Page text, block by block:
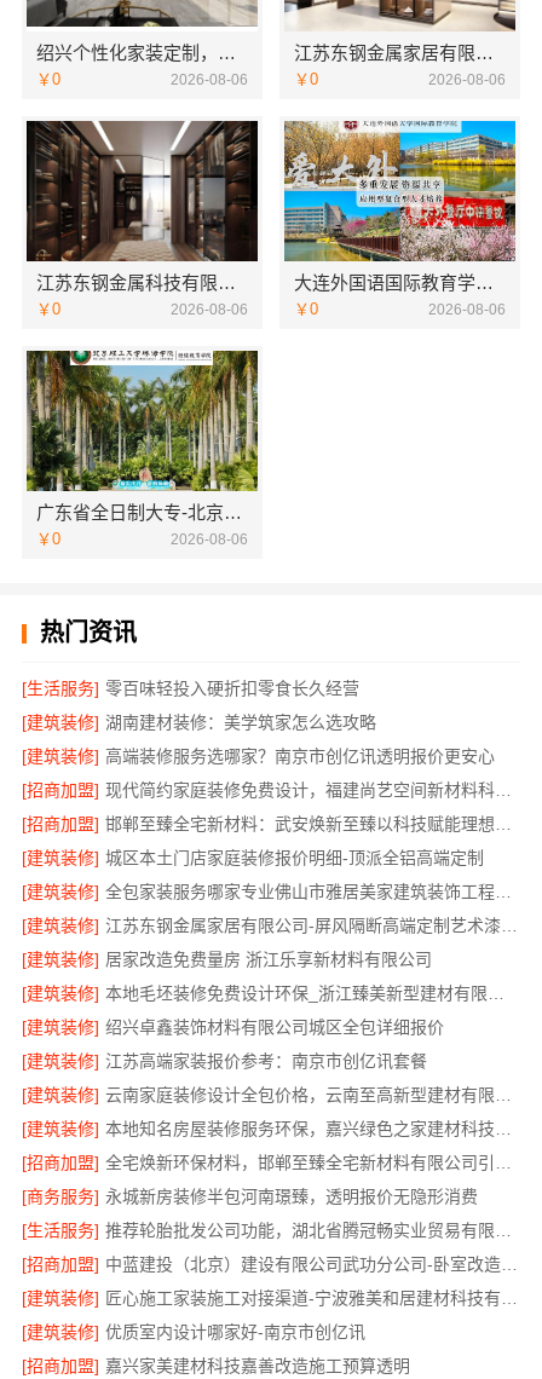
绍兴个性化家装定制，绍兴卓鑫装饰材料有限公司环保优质材料
￥0 2026-08-06
江苏东钢金属家居有限公司别墅蚀刻工艺装饰工程报价
￥0 2026-08-06
江苏东钢金属科技有限公司不锈钢浴室柜厂家怎么样
￥0 2026-08-06
大连外国语国际教育学院航空职教学校地址欢迎咨询
￥0 2026-08-06
广东省全日制大专-北京理工大学珠海学院继续教育学院
￥0 2026-08-06
热门资讯
[生活服务] 零百味轻投入硬折扣零食长久经营
[建筑装修] 湖南建材装修：美学筑家怎么选攻略
[建筑装修] 高端装修服务选哪家？南京市创亿讯透明报价更安心
[招商加盟]
现代简约家庭装修免费设计，福建尚艺空间新材料科技有限公司整体落地
[招商加盟]
[建筑装修] 城区本土门店家庭装修报价明细-顶派全铝高端定制
[建筑装修]
全包家装服务哪家专业佛山市雅居美家建筑装饰工程有限公司
[建筑装修]
[建筑装修] 居家改造免费量房 浙江乐享新材料有限公司
[建筑装修]
[建筑装修] 绍兴卓鑫装饰材料有限公司城区全包详细报价
[建筑装修] 江苏高端家装报价参考：南京市创亿讯套餐
[建筑装修]
[建筑装修]
[招商加盟]
[商务服务] 永城新房装修半包河南璟臻，透明报价无隐形消费
[生活服务]
[招商加盟]
中蓝建投（北京）建设有限公司武功分公司-卧室改造智能家居
[建筑装修]
[建筑装修] 优质室内设计哪家好-南京市创亿讯
[招商加盟] 嘉兴家美建材科技嘉善改造施工预算透明